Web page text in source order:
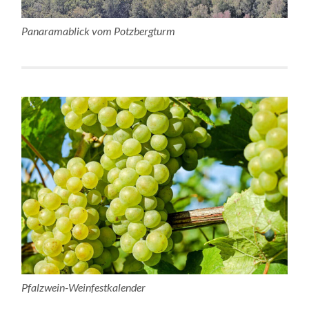
Panaramablick vom Potzbergturm
Pfalzwein-Weinfestkalender